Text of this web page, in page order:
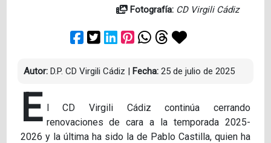
Fotografía: CD Virgili Cádiz
Autor: D.P. CD Virgili Cádiz | Fecha: 25 de julio de 2025
E l CD Virgili Cádiz continúa cerrando
renovaciones de cara a la temporada 2025-
2026 y la última ha sido la de Pablo Castilla, quien ha